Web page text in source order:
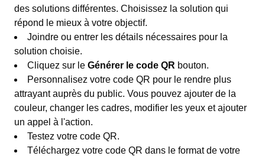
des solutions différentes. Choisissez la solution qui
répond le mieux à votre objectif.
Joindre ou entrer les détails nécessaires pour la
solution choisie.
Cliquez sur le Générer le code QR bouton.
Personnalisez votre code QR pour le rendre plus
attrayant auprès du public. Vous pouvez ajouter de la
couleur, changer les cadres, modifier les yeux et ajouter
un appel à l'action.
Testez votre code QR.
Téléchargez votre code QR dans le format de votre